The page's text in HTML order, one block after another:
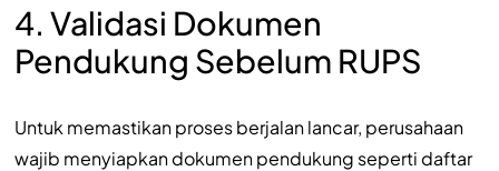
4. Validasi Dokumen
Pendukung Sebelum RUPS
Untuk memastikan proses berjalan lancar, perusahaan
wajib menyiapkan dokumen pendukung seperti daftar